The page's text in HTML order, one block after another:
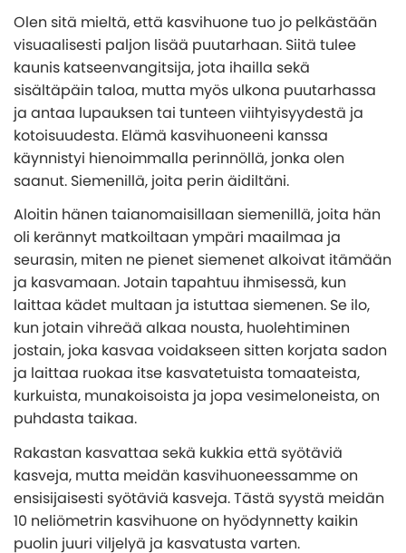
Olen sitä mieltä, että kasvihuone tuo jo pelkästään
visuaalisesti paljon lisää puutarhaan. Siitä tulee
kaunis katseenvangitsija, jota ihailla sekä
sisältäpäin taloa, mutta myös ulkona puutarhassa
ja antaa lupauksen tai tunteen viihtyisyydestä ja
kotoisuudesta. Elämä kasvihuoneeni kanssa
käynnistyi hienoimmalla perinnöllä, jonka olen
saanut. Siemenillä, joita perin äidiltäni.
Aloitin hänen taianomaisillaan siemenillä, joita hän
oli kerännyt matkoiltaan ympäri maailmaa ja
seurasin, miten ne pienet siemenet alkoivat itämään
ja kasvamaan. Jotain tapahtuu ihmisessä, kun
laittaa kädet multaan ja istuttaa siemenen. Se ilo,
kun jotain vihreää alkaa nousta, huolehtiminen
jostain, joka kasvaa voidakseen sitten korjata sadon
ja laittaa ruokaa itse kasvatetuista tomaateista,
kurkuista, munakoisoista ja jopa vesimeloneista, on
puhdasta taikaa.
Rakastan kasvattaa sekä kukkia että syötäviä
kasveja, mutta meidän kasvihuoneessamme on
ensisijaisesti syötäviä kasveja. Tästä syystä meidän
10 neliömetrin kasvihuone on hyödynnetty kaikin
puolin juuri viljelyä ja kasvatusta varten.